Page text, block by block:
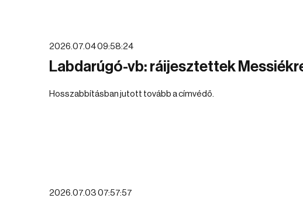
2026.07.04 09:58:24
Labdarúgó-vb: ráijesztettek
Hosszabbításban jutott tovább a címvédő.
2026.07.03 07:57:57